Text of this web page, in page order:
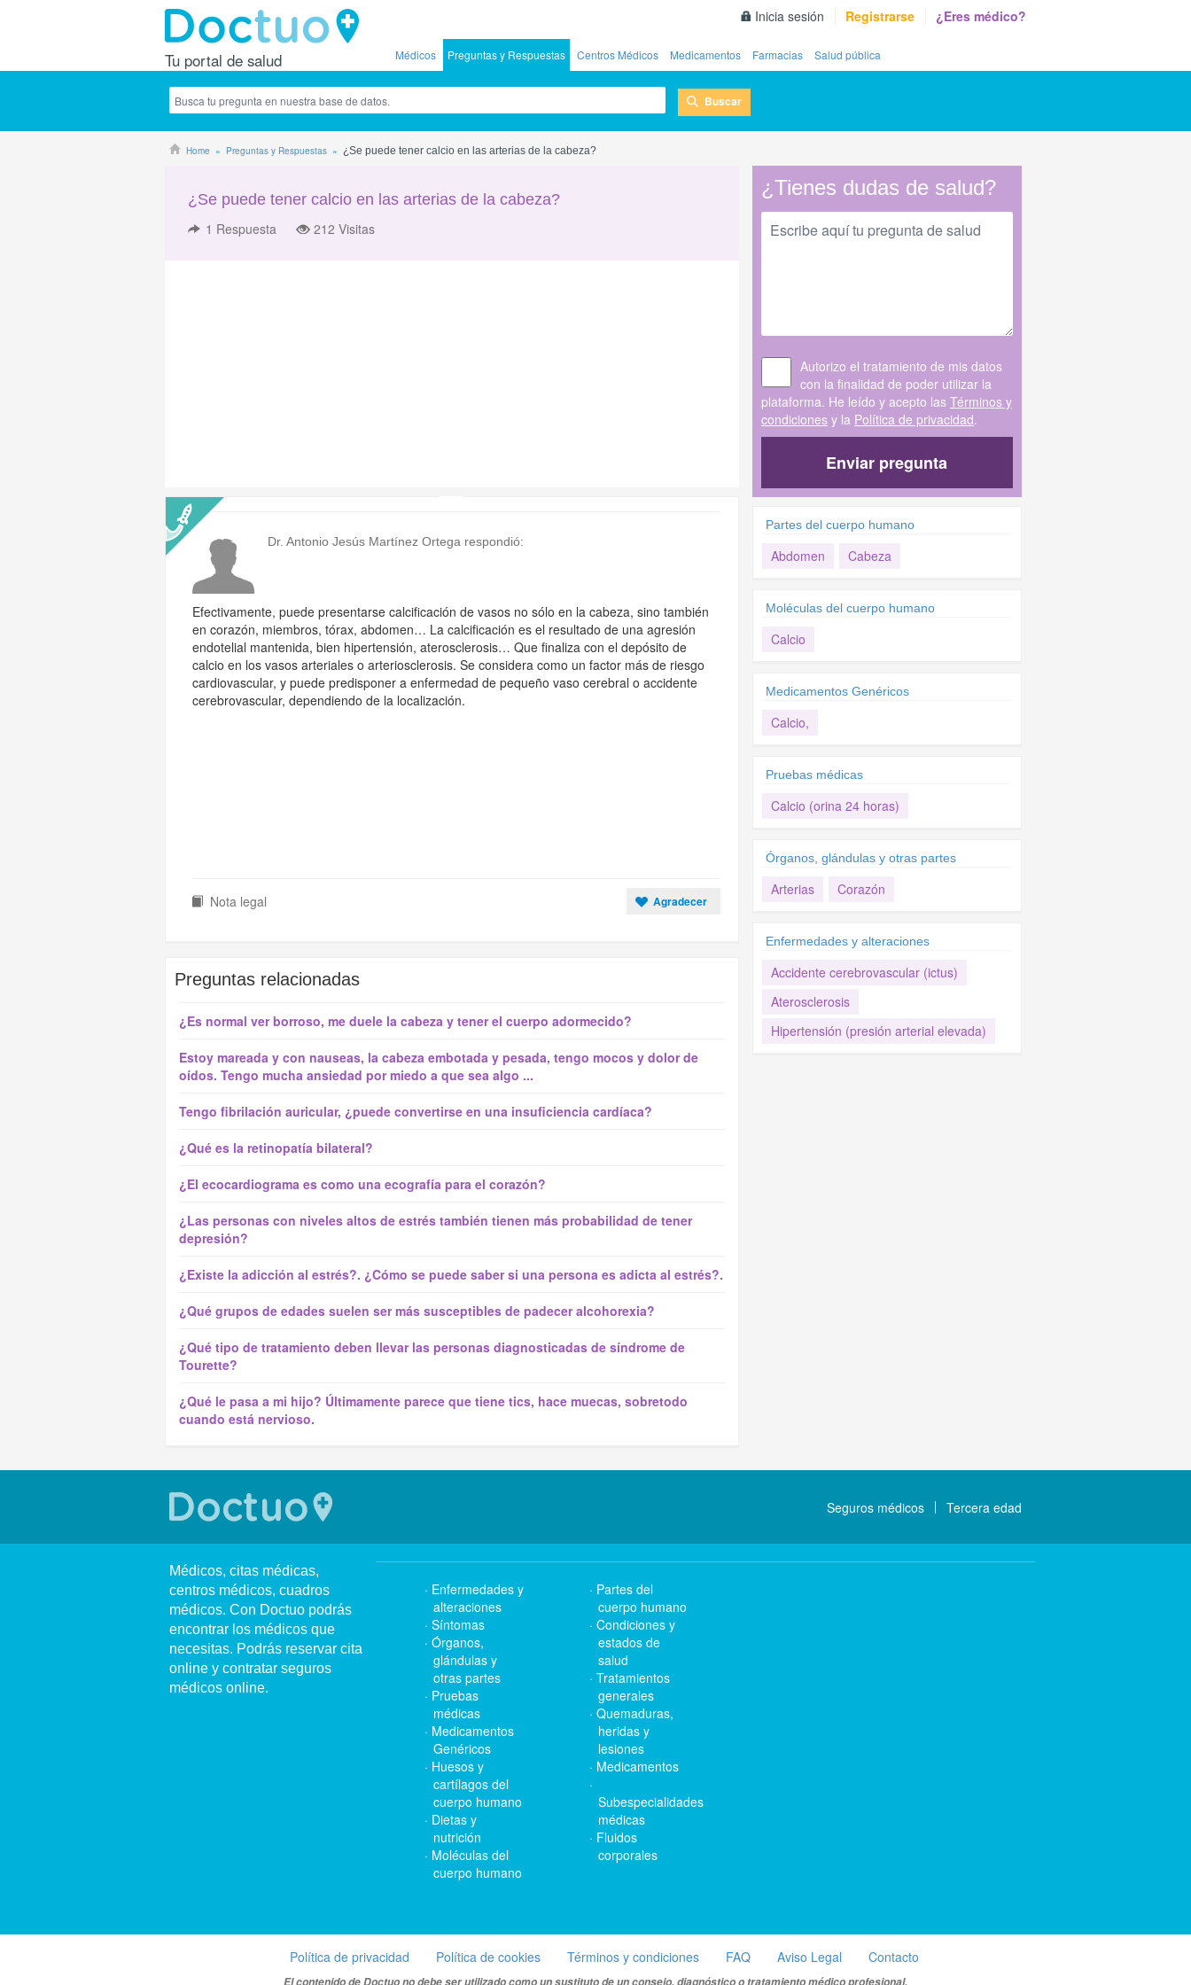
Tu portal de salud
Inicia sesión Registrarse ¿Eres médico?
Médicos Preguntas y Respuestas Centros Médicos Medicamentos Farmacias Salud pública
Buscar
Home Preguntas y Respuestas ¿Se puede tener calcio en las arterias de la cabeza?
¿Se puede tener calcio en las arterias de la cabeza?
1 Respuesta 212 Visitas
Dr. Antonio Jesús Martínez Ortega respondió:
Efectivamente, puede presentarse calcificación de vasos no sólo en la cabeza, sino también
en corazón, miembros, tórax, abdomen… La calcificación es el resultado de una agresión
endotelial mantenida, bien hipertensión, aterosclerosis… Que finaliza con el depósito de
calcio en los vasos arteriales o arteriosclerosis. Se considera como un factor más de riesgo
cardiovascular, y puede predisponer a enfermedad de pequeño vaso cerebral o accidente
cerebrovascular, dependiendo de la localización.
Nota legal Agradecer
Preguntas relacionadas
¿Es normal ver borroso, me duele la cabeza y tener el cuerpo adormecido?
Estoy mareada y con nauseas, la cabeza embotada y pesada, tengo mocos y dolor de
oídos. Tengo mucha ansiedad por miedo a que sea algo ...
Tengo fibrilación auricular, ¿puede convertirse en una insuficiencia cardíaca?
¿Qué es la retinopatía bilateral?
¿El ecocardiograma es como una ecografía para el corazón?
¿Las personas con niveles altos de estrés también tienen más probabilidad de tener
depresión?
¿Existe la adicción al estrés?. ¿Cómo se puede saber si una persona es adicta al estrés?.
¿Qué grupos de edades suelen ser más susceptibles de padecer alcohorexia?
¿Qué tipo de tratamiento deben llevar las personas diagnosticadas de síndrome de
Tourette?
¿Qué le pasa a mi hijo? Últimamente parece que tiene tics, hace muecas, sobretodo
cuando está nervioso.
¿Tienes dudas de salud?
Autorizo el tratamiento de mis datos
con la finalidad de poder utilizar la
plataforma. He leído y acepto las Términos y
condicionesy la Política de privacidad.
Enviar pregunta
Partes del cuerpo humano
Abdomen Cabeza
Moléculas del cuerpo humano
Calcio
Medicamentos Genéricos
Calcio,
Pruebas médicas
Calcio (orina 24 horas)
Órganos, glándulas y otras partes
Arterias Corazón
Enfermedades y alteraciones
Accidente cerebrovascular (ictus)
Aterosclerosis
Hipertensión (presión arterial elevada)
Seguros médicos Tercera edad
Médicos, citas médicas,
centros médicos, cuadros
médicos. Con Doctuo podrás
encontrar los médicos que
necesitas. Podrás reservar cita
online y contratar seguros
médicos online.
Enfermedades y
alteraciones
Síntomas
Órganos,
glándulas y
otras partes
Pruebas
médicas
Medicamentos
Genéricos
Huesos y
cartílagos del
cuerpo humano
Dietas y
nutrición
Moléculas del
cuerpo humano
Partes del
cuerpo humano
Condiciones y
estados de
salud
Tratamientos
generales
Quemaduras,
heridas y
lesiones
Medicamentos
Subespecialidades
médicas
Fluidos
corporales
Política de privacidad Política de cookies Términos y condiciones FAQ Aviso Legal Contacto
El contenido de Doctuo no debe ser utilizado como un sustituto de un consejo, diagnóstico o tratamiento médico profesional.